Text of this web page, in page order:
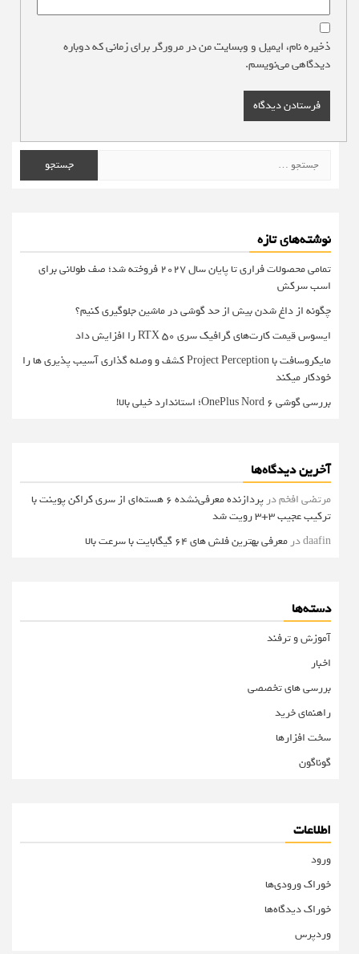
ذخیره نام، ایمیل و وبسایت من در مرورگر برای زمانی که دوباره
دیدگاهی می‌نویسم.
برای:
نوشته‌های تازه
تمامی محصولات فراری تا پایان سال ۲۰۲۷ فروخته شد؛ صف طولانی برای
اسب سرکش
چگونه از داغ شدن بیش از حد گوشی در ماشین جلوگیری کنیم؟
ایسوس قیمت کارت‌های گرافیک سری RTX 50 را افزایش داد
مایکروسافت با Project Perception کشف و وصله گذاری آسیب پذیری ها را
خودکار میکند
بررسی گوشی OnePlus Nord 6؛ استاندارد خیلی بالا!
آخرین دیدگاه‌ها
مرتضی افخمدر
پردازنده معرفی‌نشده 6 هسته‌ای از سری کراکن پوینت با
ترکیب عجیب 3+3 رویت شد
daafinدر معرفی بهترین فلش های 64 گیگابایت با سرعت بالا
دسته‌ها
آموزش و ترفند
اخبار
بررسی های تخصصی
راهنمای خرید
سخت افزارها
گوناگون
اطلاعات
ورود
خوراک ورودی‌ها
خوراک دیدگاه‌ها
وردپرس